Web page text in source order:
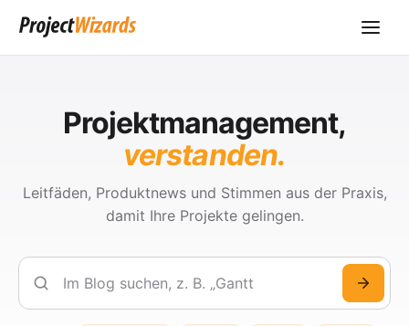
Projektmanagement,
verstanden.
Leitfäden, Produktnews und Stimmen aus der Praxis,
damit Ihre Projekte gelingen.
Suchen